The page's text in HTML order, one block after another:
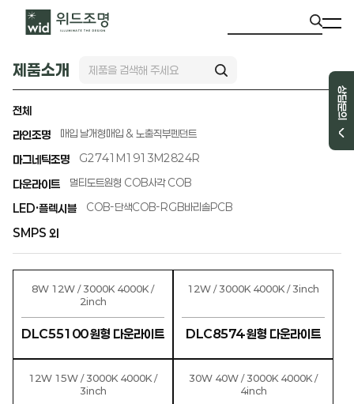
상담문의
제품소개
전체
라인조명
매입 날개형매입 & 노출직부펜던트
마그네틱조명 G2741 M1913M2824R
다운라이트 멀티도트원형 COB사각 COB
LED·플렉시블 COB-단색COB-RGB바리솔PCB
SMPS 외
8W 12W / 3000K 4000K /
2inch
DLC55100 원형 다운라이트
12W / 3000K 4000K / 3inch
DLC8574 원형 다운라이트
12W 15W / 3000K 4000K /
3inch
30W 40W / 3000K 4000K /
4inch